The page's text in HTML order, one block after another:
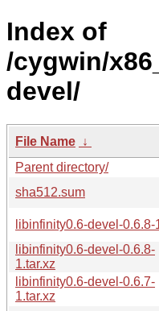
Index of
/cygwin/
devel/
File Name ↓
Parent directory/
sha512.sum
libinfinity0.6-devel-0.6.8-
libinfinity0.6-devel-0.6.8-
1.tar.xz
libinfinity0.6-devel-0.6.7-
1.tar.xz